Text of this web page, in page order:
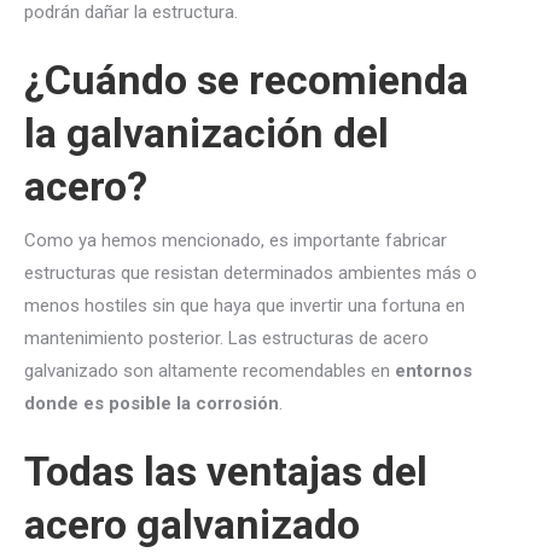
podrán dañar la estructura.
¿Cuándo se recomienda
la galvanización del
acero?
Como ya hemos mencionado, es importante fabricar
estructuras que resistan determinados ambientes más o
menos hostiles sin que haya que invertir una fortuna en
mantenimiento posterior. Las estructuras de acero
galvanizado son altamente recomendables en entornos
donde es posible la corrosión.
Todas las ventajas del
acero galvanizado